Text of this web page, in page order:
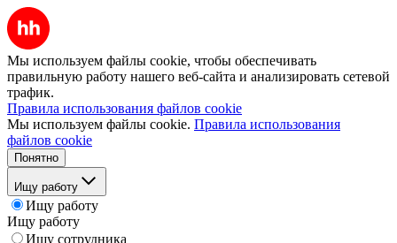
Мы используем файлы cookie, чтобы обеспечивать
правильную работу нашего веб-сайта и анализировать сетевой
трафик.
Правила использования файлов cookie
Мы используем файлы cookie. Правила использования
файлов cookie
Понятно
Ищу работу
Ищу работу
Ищу работу
Ищу сотрудника